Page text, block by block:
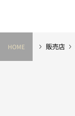
HOME 販売店